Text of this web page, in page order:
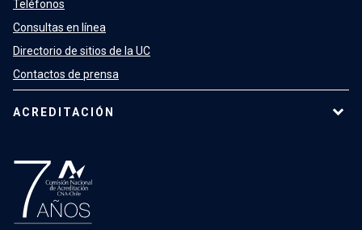
Teléfonos
Consultas en línea
Directorio de sitios de la UC
Contactos de prensa
ACREDITACIÓN